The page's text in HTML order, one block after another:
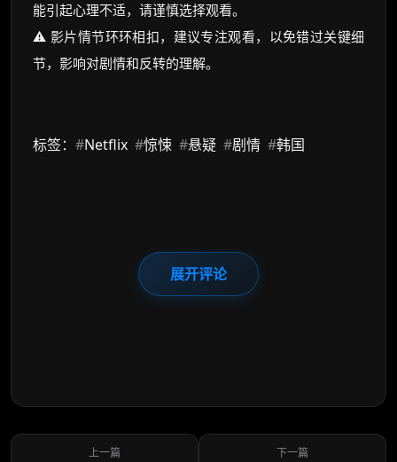
能引起心理不适，请谨慎选择观看。
⚠️ 影片情节环环相扣，建议专注观看，以免错过关键细
节，影响对剧情和反转的理解。
标签： #Netflix #惊悚 #悬疑 #剧情 #韩国
展开评论